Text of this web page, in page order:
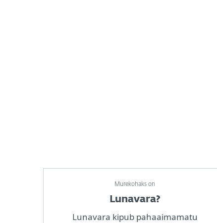
Murekohaks on
Lunavara?
Lunavara kipub pahaaimamatu